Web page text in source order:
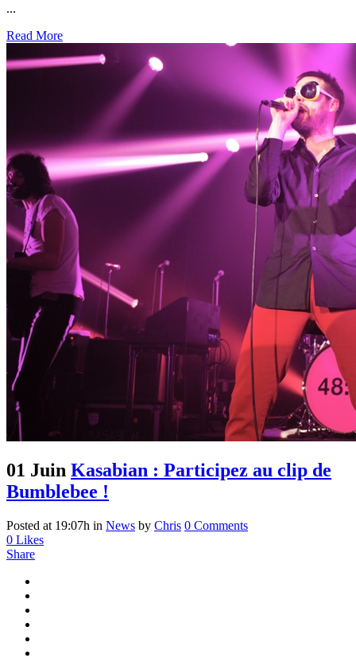
...
Read More
01 Juin Kasabian : Participez au clip de
Bumblebee !
Posted at 19:07h in News by Chris 0 Comments
0 Likes
Share